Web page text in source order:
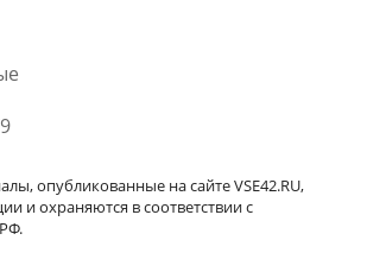
опубликованные на сайте VSE42.RU,
и охраняются в соответствии с